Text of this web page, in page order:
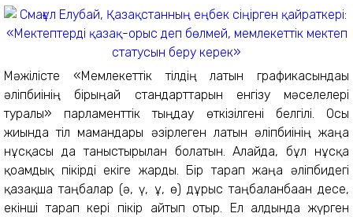
Мәжілісте «Мемлекеттік тілдің латын графикасындағы
әліпбиінің бірыңғай стандарттарын енгізу мәселелері
туралы» парламенттік тыңдау өткізілгені белгілі. Осы
жиында тіл мамандары әзірлеген латын әліпбиінің жаңа
нұсқасы да таныстырылған болатын. Алайда, бұл нұсқа
қоғамдық пікірді екіге жарды. Бір тарап жаңа әліпбидегі
қазақша таңбалар (ә, ү, ұ, ө) дұрыс таңбаланбаған десе,
екінші тарап кері пікір айтып отыр. Ел алдында жүрген